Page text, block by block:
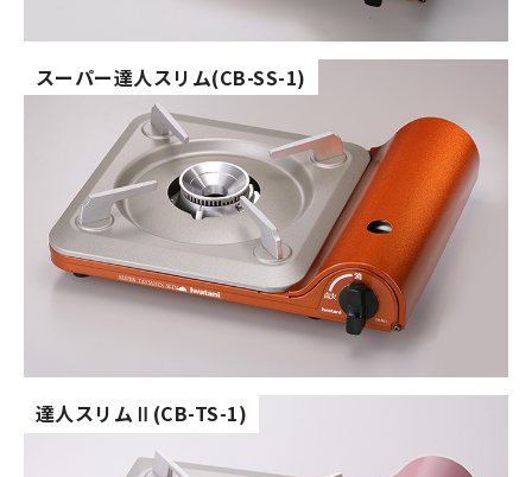
スーパー達人スリム(CB-SS-1)
達人スリム (CB-TS-1)